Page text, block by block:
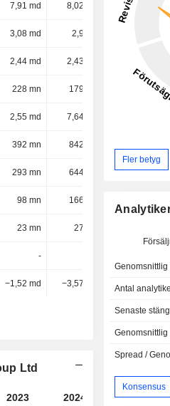
7,91 md 8,02 md 8,72 md
3,08 md 2,9 md
2,44 md 2,43 md
228 mn 179 mn 78 mn
2,55 md 7,64 md
392 mn 842 mn
293 mn 644 mn 541 mn
98 mn 166 mn
23 mn 27 mn
-
−1,52 md −3,57 md −3,5 md
Ltd
2023
2024
2025
Fler betyg
Antal
Senaste
Genomsnittlig
Spread /
Konsensus